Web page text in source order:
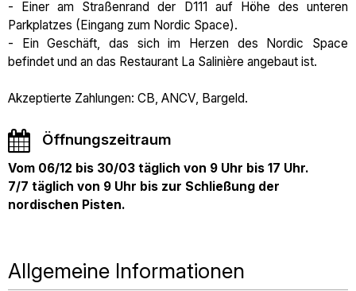
- Einer am Straßenrand der D111 auf Höhe des unteren
Parkplatzes (Eingang zum Nordic Space).
- Ein Geschäft, das sich im Herzen des Nordic Space
befindet und an das Restaurant La Salinière angebaut ist.
Akzeptierte Zahlungen: CB, ANCV, Bargeld.
Öffnungszeitraum
Vom 06/12 bis 30/03 täglich von 9 Uhr bis 17 Uhr.
7/7 täglich von 9 Uhr bis zur Schließung der
nordischen Pisten.
Allgemeine Informationen